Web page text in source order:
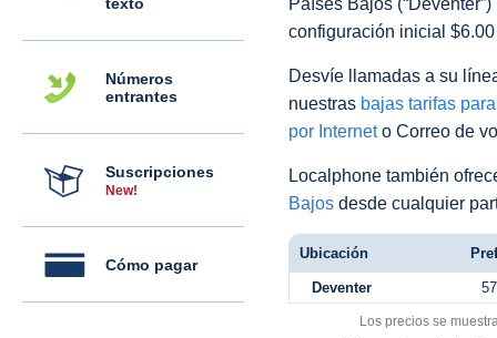
Números
entrantes
Suscripciones
New!
Cómo pagar
Países Bajos
configuración inicial
Desvíe llamadas a su
nuestras bajas tarifas
por Interneto Correo de
Localphone también
Bajos desde cualquier
Ubicación
Deventer
Los precios se